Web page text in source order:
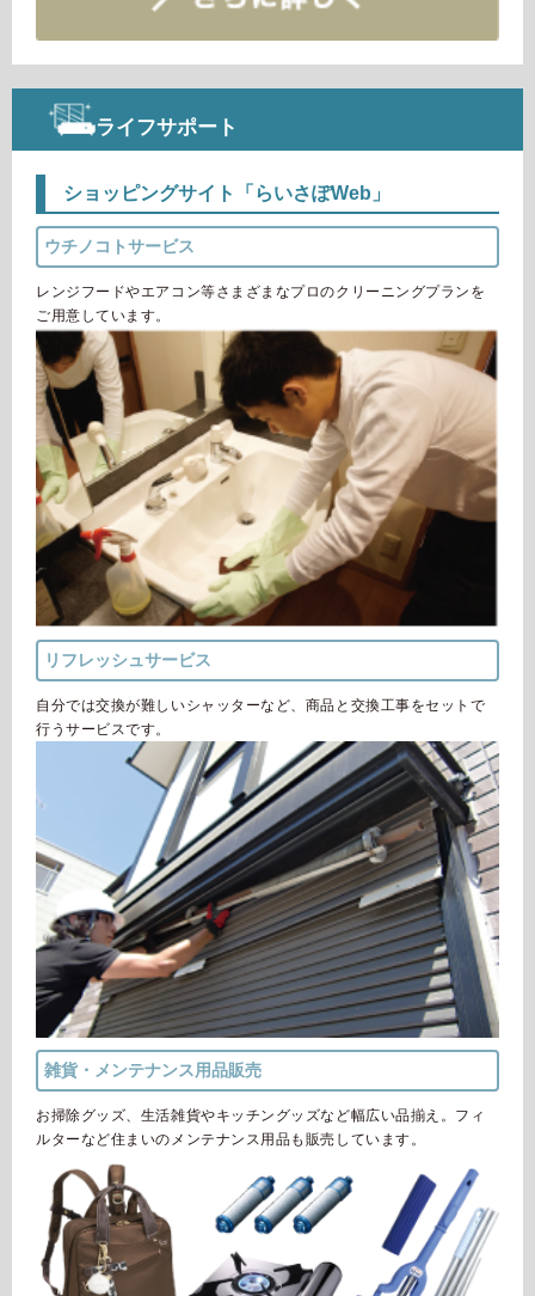
ライフサポート
ショッピングサイト「らいさぽWeb」
ウチノコトサービス
レンジフードやエアコン等さまざまなプロのクリーニングプランを
ご用意しています。
リフレッシュサービス
自分では交換が難しいシャッターなど、商品と交換工事をセットで
行うサービスです。
雑貨・メンテナンス用品販売
お掃除グッズ、生活雑貨やキッチングッズなど幅広い品揃え。 フィ
ルターなど住まいのメンテナンス用品も販売しています。